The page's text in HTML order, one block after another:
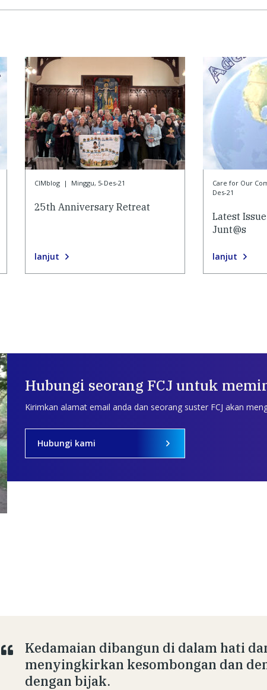
CIMblog | Minggu, 5-Des-21
25th Anniversary Retreat
lanjut
Care for Our
Des-21
Latest
Junt@s
lanjut
Hubungi seorang FCJ untuk
Kirimkan alamat email anda dan seorang suster FCJ akan
Hubungi kami
Kedamaian dibangun di dalam hati
menyingkirkan kesombongan dan
dengan bijak.